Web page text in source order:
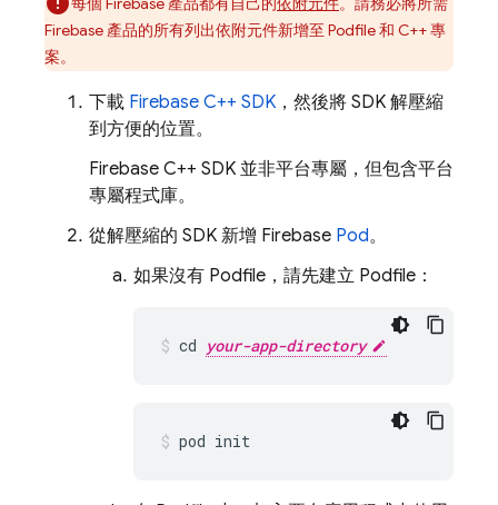
Firebase 產品的所有列出依附元件新增至 Podfile 和 C++ 專
案。
下載 Firebase C++ SDK ，然後將 SDK 解壓縮
到方便的位置。
Firebase C++ SDK 並非平台專屬，但包含平台
專屬程式庫。
從解壓縮的 SDK 新增 Firebase Pod。
如果沒有 Podfile，請先建立 Podfile：
cd your-app-directory
pod init